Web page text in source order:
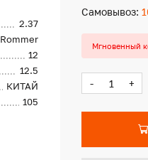
2.37
Rommer
12
12.5
КИТАЙ
105
Самовывоз:
Мгновенный
- +